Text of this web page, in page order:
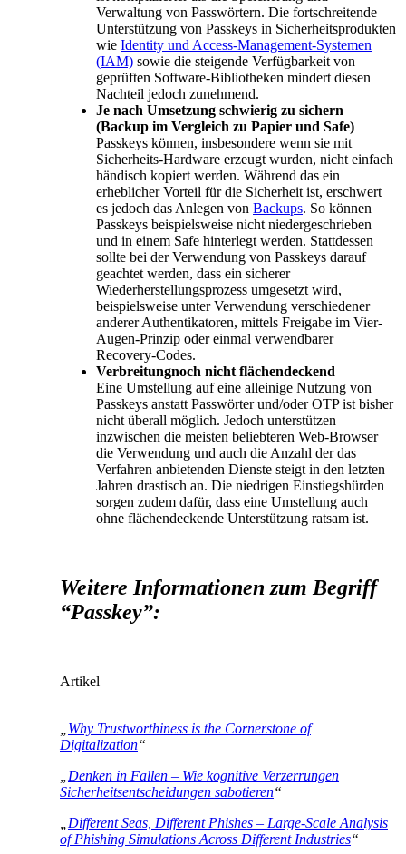
Verwaltung von Passwörtern. Die fortschreitende
Unterstützung von Passkeys in Sicherheitsprodukten
wie Identity und Access-Management-Systemen
(IAM) sowie die steigende Verfügbarkeit von
geprüften Software-Bibliotheken mindert diesen
Nachteil jedoch zunehmend.
Je nach Umsetzung schwierig zu sichern
(Backup im Vergleich zu Papier und Safe)
Passkeys können, insbesondere wenn sie mit
Sicherheits-Hardware erzeugt wurden, nicht einfach
händisch kopiert werden. Während das ein
erheblicher Vorteil für die Sicherheit ist, erschwert
es jedoch das Anlegen von Backups. So können
Passkeys beispielsweise nicht niedergeschrieben
und in einem Safe hinterlegt werden. Stattdessen
sollte bei der Verwendung von Passkeys darauf
geachtet werden, dass ein sicherer
Wiederherstellungsprozess umgesetzt wird,
beispielsweise unter Verwendung verschiedener
anderer Authentikatoren, mittels Freigabe im Vier-
Augen-Prinzip oder einmal verwendbarer
Recovery-Codes.
Verbreitungnoch nicht flächendeckend
Eine Umstellung auf eine alleinige Nutzung von
Passkeys anstatt Passwörter und/oder OTP ist bisher
nicht überall möglich. Jedoch unterstützen
inzwischen die meisten beliebteren Web-Browser
die Verwendung und auch die Anzahl der das
Verfahren anbietenden Dienste steigt in den letzten
Jahren drastisch an. Die niedrigen Einstiegshürden
sorgen zudem dafür, dass eine Umstellung auch
ohne flächendeckende Unterstützung ratsam ist.
Weitere Informationen zum Begriff
“Passkey”:
Artikel
Why Trustworthiness is the Cornerstone of
Digitalization“
Denken in Fallen – Wie kognitive Verzerrungen
Sicherheitsentscheidungen sabotieren“
Different Seas, Different Phishes – Large-Scale Analysis
of Phishing Simulations Across Different Industries“